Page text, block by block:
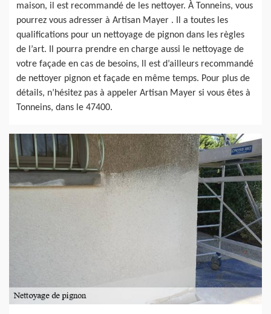
maison, il est recommandé de les nettoyer. À Tonneins, vous
pourrez vous adresser à Artisan Mayer . Il a toutes les
qualifications pour un nettoyage de pignon dans les règles
de l’art. Il pourra prendre en charge aussi le nettoyage de
votre façade en cas de besoins, ll est d’ailleurs recommandé
de nettoyer pignon et façade en même temps. Pour plus de
détails, n’hésitez pas à appeler Artisan Mayer si vous êtes à
Tonneins, dans le 47400.